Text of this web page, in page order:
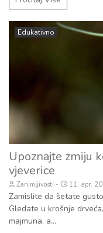
Edukativno
Upoznajte zmiju
vjeverice
Zanimljivosti 11. apr.
Zamislite da šetate
Gledate u krošnje
majmuna, a...